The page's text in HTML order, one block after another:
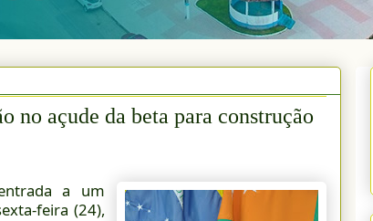
no açude da beta para construção
a um
feira (24),